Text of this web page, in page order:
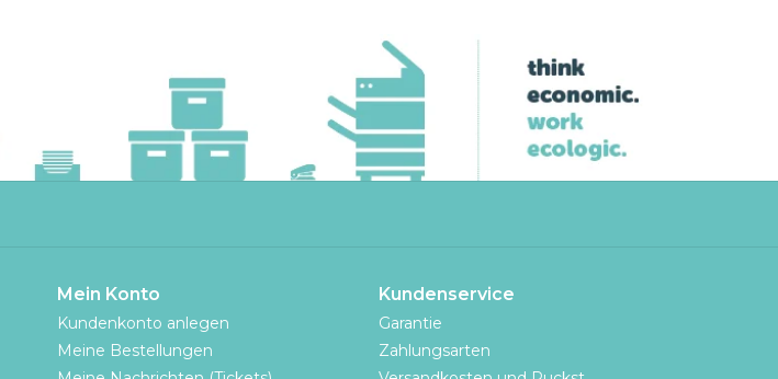
Mein Konto
Kundenkonto anlegen
Meine Bestellungen
Kundenservice
Garantie
Zahlungsarten